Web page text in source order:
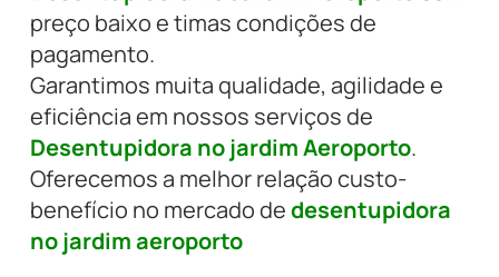
preço baixo e timas condições de
pagamento.
Garantimos muita qualidade, agilidade e
eficiência em nossos serviços de
Desentupidora no jardim Aeroporto.
Oferecemos a melhor relação custo-
benefício no mercado dedesentupidora
no jardim aeroporto